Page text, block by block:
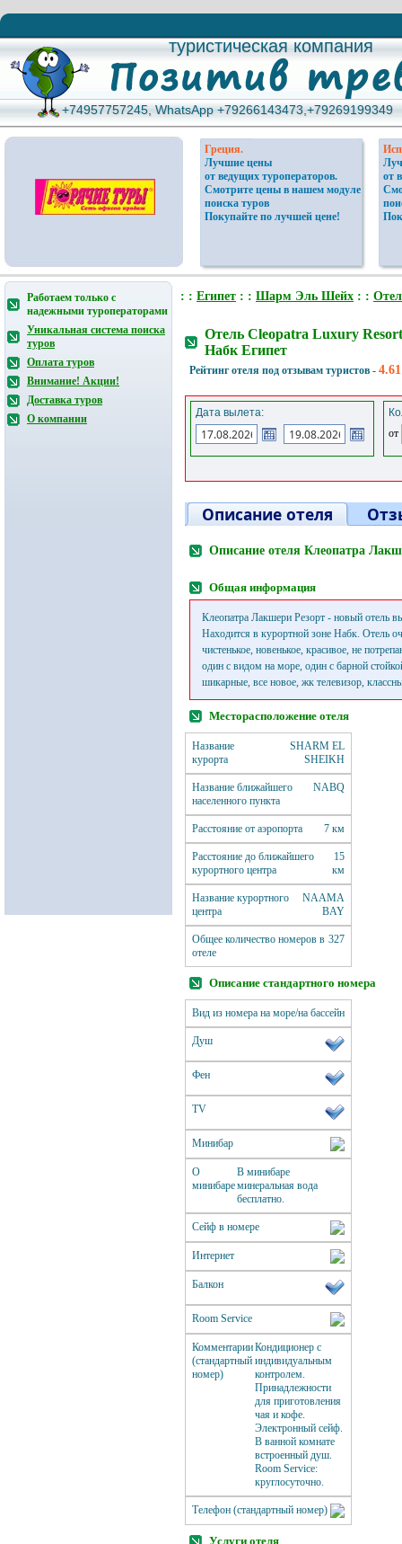
туристическая компания
туристическая компания
+74957757245, WhatsApp +79266143473,+79269199349
+74957757245, WhatsApp +79266143473,+79269199349
Греция.
Лучшие цены
от ведущих туроператоров.
Смотрите цены в нашем модуле
поиска туров
Покупайте по лучшей цене!
от
Работаем только с
надежными туроператорами
Уникальная система поиска
туров
Оплата туров
Внимание! Акции!
Доставка туров
О компании
: : Египет : : Шарм Эль Шейх : :
Отель Cleopatra Luxury
Набк Египет
Рейтинг отеля под отзывам туристов -
Дата вылета:
от
Описание отеля
Описание отеля Клеопатра
Общая информация
Клеопатра Лакшери Резорт - новый отель
Находится в курортной зоне Набк. Отель
чистенькое, новенькое, красивое, не
один с видом на море, один с барной
шикарные, все новое, жк телевизор,
Месторасположение отеля
Название
курорта
SHARM EL
SHEIKH
Название ближайшего
населенного пункта
NABQ
Расстояние от аэропорта 7 км
Расстояние до ближайшего
курортного центра
15
км
Название курортного
центра
NAAMA
BAY
Общее количество номеров в
отеле
327
Описание стандартного номера
Вид из номера на море/на бассейн
Душ
Фен
ТV
Минибар
О
минибаре
В минибаре
минеральная вода
бесплатно.
Сейф в номере
Интернет
Балкон
Room Service
Комментарии
(стандартный
номер)
Кондиционер с
индивидуальным
контролем.
Принадлежности
для приготовления
чая и кофе.
Электронный сейф.
В ванной комнате
встроенный душ.
Room Service:
круглосуточно.
Телефон (стандартный номер)
Услуги отеля